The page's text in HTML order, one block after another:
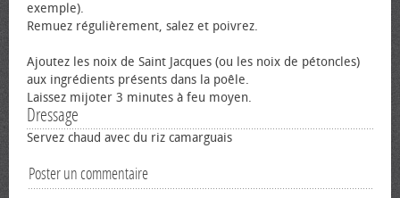
exemple).
Remuez régulièrement, salez et poivrez.
Ajoutez les noix de Saint Jacques (ou les noix de pétoncles)
aux ingrédients présents dans la poêle.
Laissez mijoter 3 minutes à feu moyen.
Dressage
Servez chaud avec du riz camarguais
Poster un commentaire